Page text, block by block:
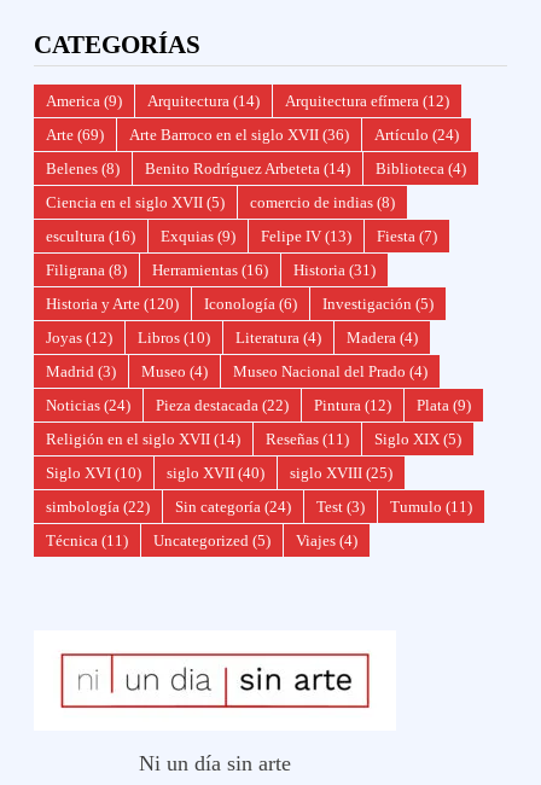
CATEGORÍAS
America (9) Arquitectura (14) Arquitectura efímera (12)
Arte (69) Arte Barroco en el siglo XVII (36) Artículo (24)
Belenes (8) Benito Rodríguez Arbeteta (14) Biblioteca (4)
Ciencia en el siglo XVII (5) comercio de indias (8)
escultura (16) Exquias (9) Felipe IV (13) Fiesta (7)
Filigrana (8) Herramientas (16) Historia (31)
Historia y Arte (120) Iconología (6) Investigación (5)
Joyas (12) Libros (10) Literatura (4) Madera (4)
Madrid (3) Museo (4) Museo Nacional del Prado (4)
Noticias (24) Pieza destacada (22) Pintura (12) Plata (9)
Religión en el siglo XVII (14) Reseñas (11) Siglo XIX (5)
Siglo XVI (10) siglo XVII (40) siglo XVIII (25)
simbología (22) Sin categoría (24) Test (3) Tumulo (11)
Técnica (11) Uncategorized (5) Viajes (4)
Ni un día sin arte